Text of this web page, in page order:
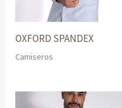
OXFORD SPANDEX
Camiseros